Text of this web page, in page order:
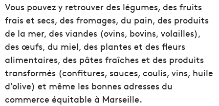
Vous pouvez y retrouver des légumes, des fruits
frais et secs, des fromages, du pain, des produits
de la mer, des viandes (ovins, bovins, volailles),
des œufs, du miel, des plantes et des fleurs
alimentaires, des pâtes fraîches et des produits
transformés (confitures, sauces, coulis, vins, huile
d’olive) et même les bonnes adresses du
commerce équitable à Marseille.